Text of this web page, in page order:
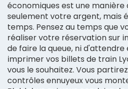
économiques est une manière
seulement votre argent, mais
temps. Pensez au temps que
réaliser votre réservation sur
de faire la queue, ni
imprimer vos billets de train
vous le souhaitez. Vous
contrôles ennuyeux vous